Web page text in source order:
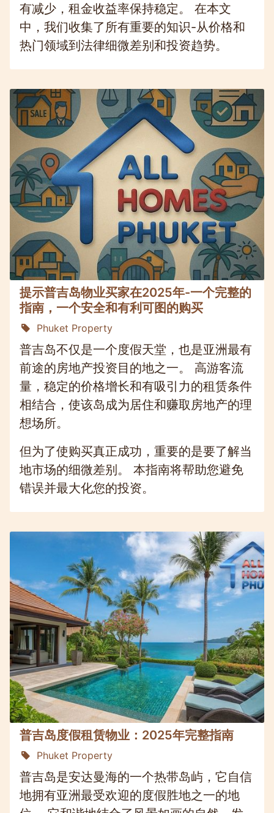
有减少，租金收益率保持稳定。 在本文
中，我们收集了所有重要的知识-从价格和
热门领域到法律细微差别和投资趋势。
提示普吉岛物业买家在2025年-一个完整的
指南，一个安全和有利可图的购买
Phuket Property
普吉岛不仅是一个度假天堂，也是亚洲最有
前途的房地产投资目的地之一。 高游客流
量，稳定的价格增长和有吸引力的租赁条件
相结合，使该岛成为居住和赚取房地产的理
想场所。
但为了使购买真正成功，重要的是要了解当
地市场的细微差别。 本指南将帮助您避免
错误并最大化您的投资。
普吉岛度假租赁物业：2025年完整指南
Phuket Property
普吉岛是安达曼海的一个热带岛屿，它自信
地拥有亚洲最受欢迎的度假胜地之一的地